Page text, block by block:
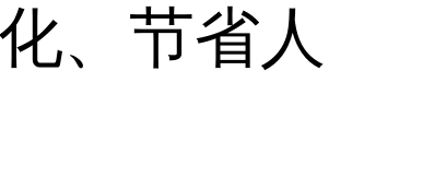
、节省人